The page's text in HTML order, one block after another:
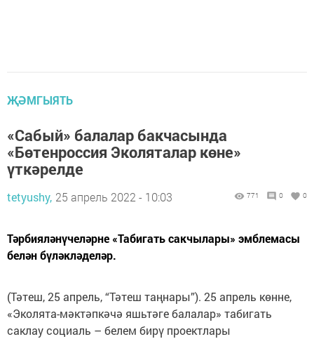
ҖӘМГЫЯТЬ
«Сабый» балалар бакчасында
«Бөтенроссия Эколяталар көне»
үткәрелде
tetyushy, 25 апрель 2022 - 10:03 771 0 0
Тәрбияләнүчеләрне «Табигать сакчылары» эмблемасы
белән бүләкләделәр.
(Тәтеш, 25 апрель, “Тәтеш таңнары”). 25 апрель көнне,
«Эколята-мәктәпкәчә яшьтәге балалар» табигать
саклау социаль – белем бирү проектлары